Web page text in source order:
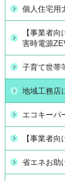
個人住宅用
【事業者
害時電源
子育て世帯
地域工務店
エコキーパ
【事業者
省エネお助